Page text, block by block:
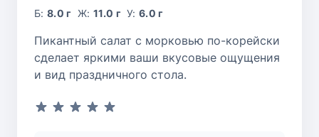
Б:8.0 г Ж: 11.0 г У:6.0 г
Пикантный салат с морковью по-корейски
сделает яркими ваши вкусовые ощущения
и вид праздничного стола.